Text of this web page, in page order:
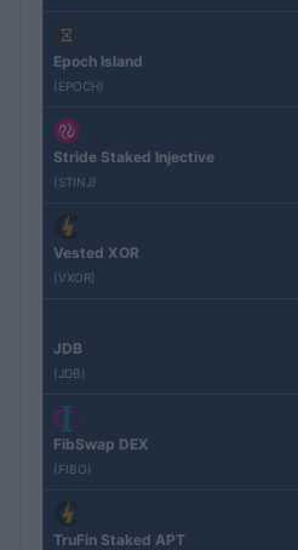
Epoch Island
(EPOCH)
Stride Staked Injective
(STINJ)
Vested XOR
(VXOR)
JDB
(JDB)
FibSwap DEX
(FIBO)
TruFin Staked APT